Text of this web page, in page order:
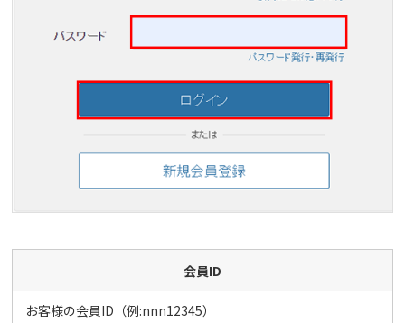
会員ID
お客様の会員ID（例:nnn12345）